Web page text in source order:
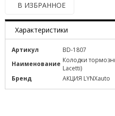
В ИЗБРАННОЕ
Характеристики
Артикул
BD-1807
Наименование Колодки
Lacetti)
Бренд
АКЦИЯ LYNXauto